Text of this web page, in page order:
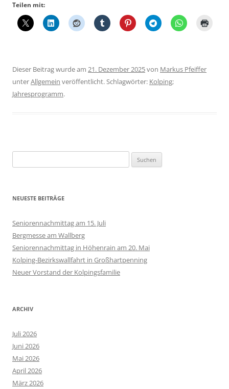
Teilen mit:
Dieser Beitrag wurde am 21. Dezember 2025von Markus Pfeiffer
unterAllgemein veröffentlicht. Schlagwörter: Kolping;
Jahresprogramm.
nach:
NEUESTE BEITRÄGE
Seniorennachmittag am 15. Juli
Bergmesse am Wallberg
Seniorennachmittag in Höhenrain am 20. Mai
Kolping-Bezirkswallfahrt in Großhartpenning
Neuer Vorstand der Kolpingsfamilie
ARCHIV
Juli 2026
Juni 2026
Mai 2026
April 2026
März 2026